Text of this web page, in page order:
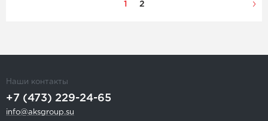
2
Наши контакты
+7 (473) 229-24-65
info@aksgroup.su